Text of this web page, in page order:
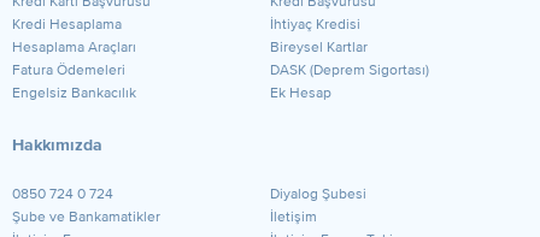
Kredi Hesaplama
İhtiyaç Kredisi
Hesaplama Araçları
Bireysel Kartlar
Fatura Ödemeleri
DASK (Deprem Sigortası)
Engelsiz Bankacılık
Ek Hesap
Hakkımızda
0850 724 0 724
Diyalog Şubesi
Şube ve Bankamatikler
İletişim